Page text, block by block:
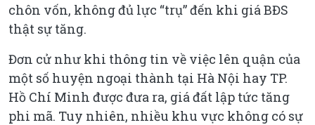
chôn vốn, không đủ lực “trụ” đến khi giá BĐS
thật sự tăng.
Đơn cử như khi thông tin về việc lên quận của
một số huyện ngoại thành tại Hà Nội hay TP.
Hồ Chí Minh được đưa ra, giá đất lập tức tăng
phi mã. Tuy nhiên, nhiều khu vực không có sự